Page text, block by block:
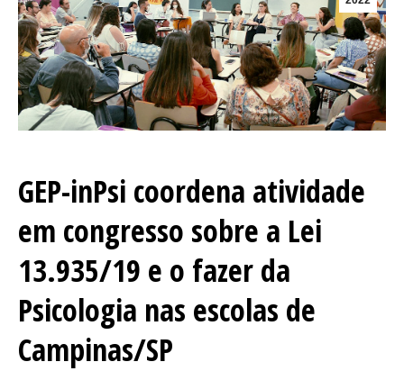
GEP-inPsi coordena atividade
em congresso sobre a Lei
13.935/19 e o fazer da
Psicologia nas escolas de
Campinas/SP